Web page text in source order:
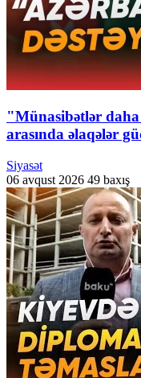
"Münasibətlər
arasında əlaqələr
Siyasət
06 avqust 2026 49 baxış